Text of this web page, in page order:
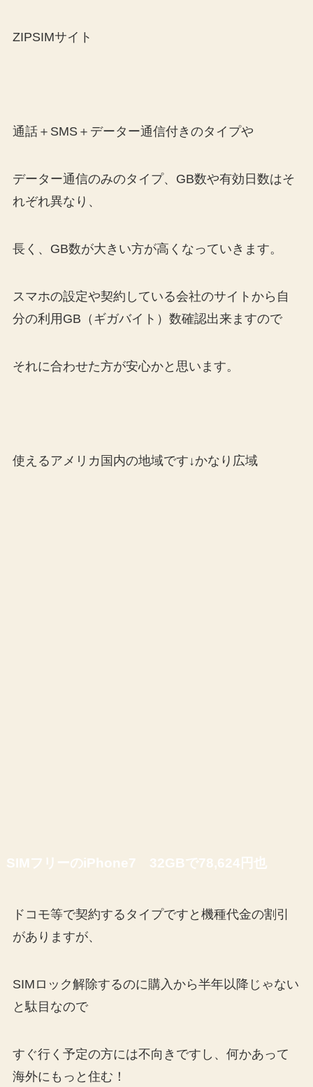
ZIPSIMサイト
通話＋SMS＋データー通信付きのタイプや
データー通信のみのタイプ、GB数や有効日数はそ
れぞれ異なり、
長く、GB数が大きい方が高くなっていきます。
スマホの設定や契約している会社のサイトから自
分の利用GB（ギガバイト）数確認出来ますので
それに合わせた方が安心かと思います。
使えるアメリカ国内の地域です↓かなり広域
SIMフリーのiPhone7 32GBで78,624円也
ドコモ等で契約するタイプですと機種代金の割引
がありますが、
SIMロック解除するのに購入から半年以降じゃない
と駄目なので
すぐ行く予定の方には不向きですし、何かあって
海外にもっと住む！